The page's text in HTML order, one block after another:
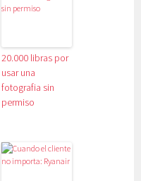
20.000 libras por
usar una
fotografia sin
permiso